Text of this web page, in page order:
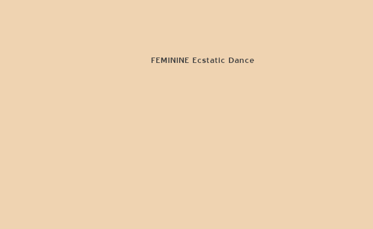
FEMININE Ecstatic Dance